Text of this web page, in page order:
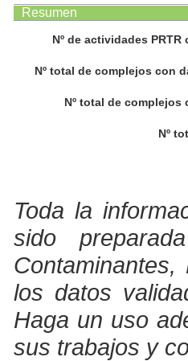
Resumen
Nº de actividades
Nº total de complejos con
Nº total de
Nº
Toda la
sido
los datos
Haga un uso
sus trabajos y